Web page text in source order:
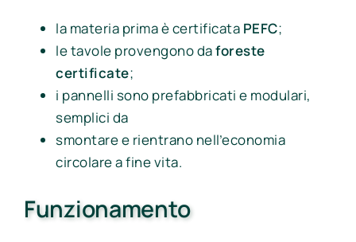
la materia prima è certificata PEFC;
le tavole provengono daforeste
certificate;
i pannelli sono prefabbricati e modulari,
semplici da
smontare e rientrano nell’economia
circolare a fine vita.
Funzionamento